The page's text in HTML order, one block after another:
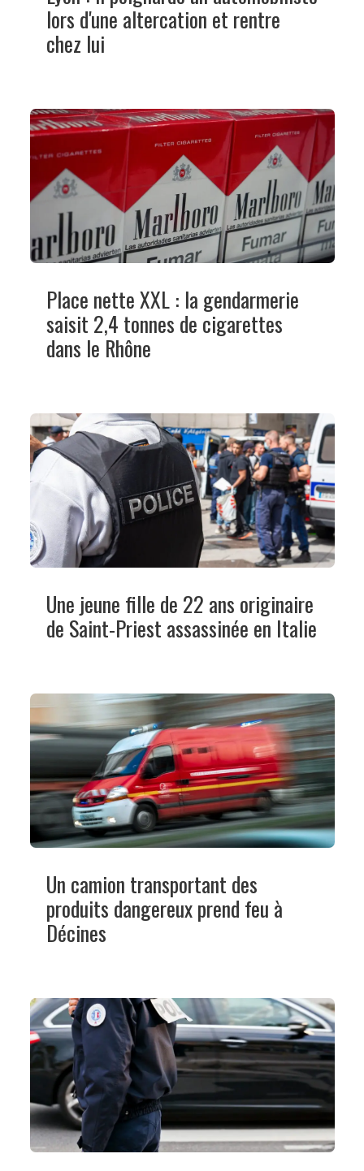
lors d'une altercation et rentre
chez lui
Place nette XXL : la gendarmerie
saisit 2,4 tonnes de cigarettes
dans le Rhône
Une jeune fille de 22 ans originaire
de Saint-Priest assassinée en Italie
Un camion transportant des
produits dangereux prend feu à
Décines